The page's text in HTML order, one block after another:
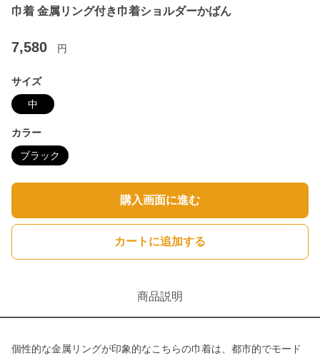
巾着 金属リング付き巾着ショルダーかばん
7,580 円
サイズ
中
カラー
ブラック
購入画面に進む
カートに追加する
商品説明
個性的な金属リングが印象的なこちらの巾着は、都市的でモード